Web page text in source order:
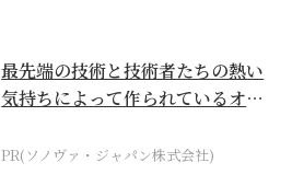
最先端の技術と技術者たちの熱い
気持ちによって作られているオー
PR(ソノヴァ・ジャパン株式会社)